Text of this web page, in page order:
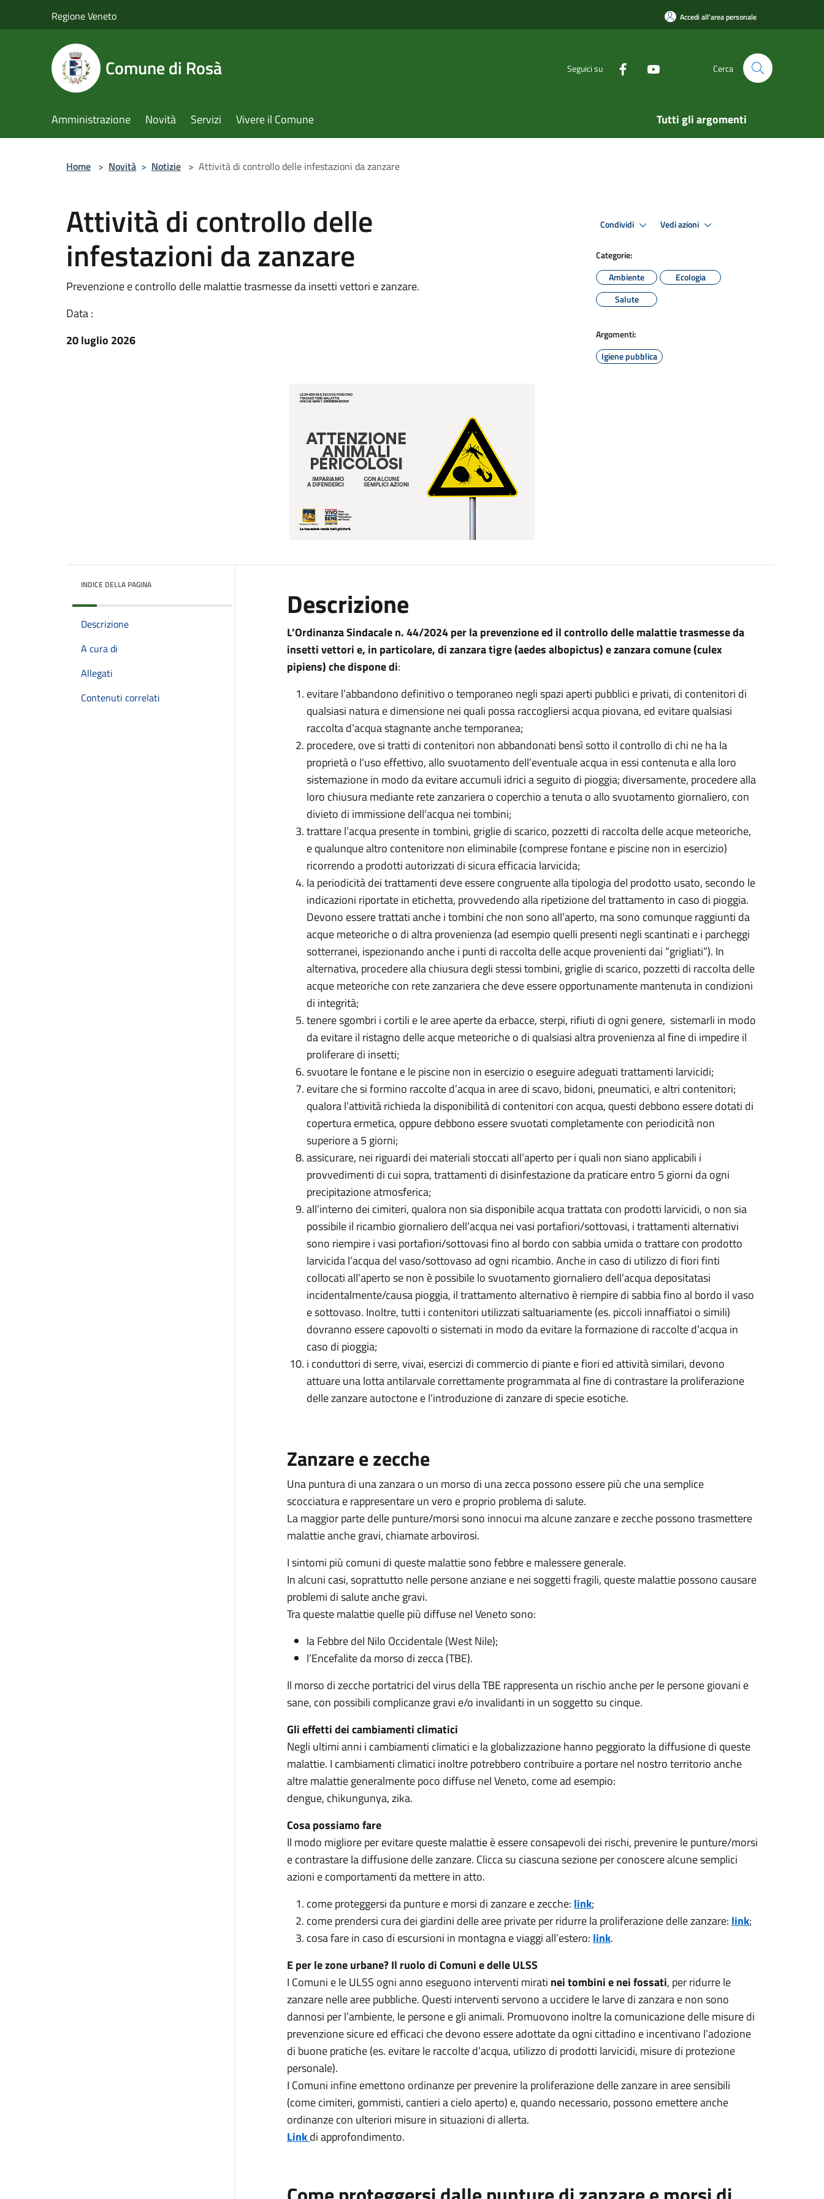
Regione Veneto Accedi all'area personale
Comune di Rosà Seguici su Cerca
Amministrazione Novità Servizi Vivere il Comune Tutti gli argomenti
Home > Novità > Notizie > Attività di controllo delle infestazioni da zanzare
Attività di controllo delle
infestazioni da zanzare
Prevenzione e controllo delle malattie trasmesse da insetti vettori e zanzare.
Data :
20 luglio 2026
Condividi Vedi azioni
Categorie:
Ambiente
Ecologia
Salute
Argomenti:
Igiene pubblica
INDICE DELLA PAGINA
Descrizione
A cura di
Allegati
Contenuti correlati
Descrizione
L’Ordinanza Sindacale n. 44/2024 per la prevenzione ed il controllo delle malattie trasmesse da
insetti vettori e, in particolare, di zanzara tigre (aedes albopictus) e zanzara comune (culex
pipiens) che dispone di:
evitare l’abbandono definitivo o temporaneo negli spazi aperti pubblici e privati, di contenitori di
qualsiasi natura e dimensione nei quali possa raccogliersi acqua piovana, ed evitare qualsiasi
raccolta d’acqua stagnante anche temporanea;
procedere, ove si tratti di contenitori non abbandonati bensì sotto il controllo di chi ne ha la
proprietà o l'uso effettivo, allo svuotamento dell’eventuale acqua in essi contenuta e alla loro
sistemazione in modo da evitare accumuli idrici a seguito di pioggia; diversamente, procedere alla
loro chiusura mediante rete zanzariera o coperchio a tenuta o allo svuotamento giornaliero, con
divieto di immissione dell’acqua nei tombini;
trattare l’acqua presente in tombini, griglie di scarico, pozzetti di raccolta delle acque meteoriche,
e qualunque altro contenitore non eliminabile (comprese fontane e piscine non in esercizio)
ricorrendo a prodotti autorizzati di sicura efficacia larvicida;
la periodicità dei trattamenti deve essere congruente alla tipologia del prodotto usato, secondo le
indicazioni riportate in etichetta, provvedendo alla ripetizione del trattamento in caso di pioggia.
Devono essere trattati anche i tombini che non sono all’aperto, ma sono comunque raggiunti da
acque meteoriche o di altra provenienza (ad esempio quelli presenti negli scantinati e i parcheggi
sotterranei, ispezionando anche i punti di raccolta delle acque provenienti dai “grigliati”). In
alternativa, procedere alla chiusura degli stessi tombini, griglie di scarico, pozzetti di raccolta delle
acque meteoriche con rete zanzariera che deve essere opportunamente mantenuta in condizioni
di integrità;
tenere sgombri i cortili e le aree aperte da erbacce, sterpi, rifiuti di ogni genere, sistemarli in modo
da evitare il ristagno delle acque meteoriche o di qualsiasi altra provenienza al fine di impedire il
proliferare di insetti;
svuotare le fontane e le piscine non in esercizio o eseguire adeguati trattamenti larvicidi;
evitare che si formino raccolte d’acqua in aree di scavo, bidoni, pneumatici, e altri contenitori;
qualora l’attività richieda la disponibilità di contenitori con acqua, questi debbono essere dotati di
copertura ermetica, oppure debbono essere svuotati completamente con periodicità non
superiore a 5 giorni;
assicurare, nei riguardi dei materiali stoccati all’aperto per i quali non siano applicabili i
provvedimenti di cui sopra, trattamenti di disinfestazione da praticare entro 5 giorni da ogni
precipitazione atmosferica;
all’interno dei cimiteri, qualora non sia disponibile acqua trattata con prodotti larvicidi, o non sia
possibile il ricambio giornaliero dell’acqua nei vasi portafiori/sottovasi, i trattamenti alternativi
sono riempire i vasi portafiori/sottovasi fino al bordo con sabbia umida o trattare con prodotto
larvicida l’acqua del vaso/sottovaso ad ogni ricambio. Anche in caso di utilizzo di fiori finti
collocati all’aperto se non è possibile lo svuotamento giornaliero dell’acqua depositatasi
incidentalmente/causa pioggia, il trattamento alternativo è riempire di sabbia fino al bordo il vaso
e sottovaso. Inoltre, tutti i contenitori utilizzati saltuariamente (es. piccoli innaffiatoi o simili)
dovranno essere capovolti o sistemati in modo da evitare la formazione di raccolte d’acqua in
caso di pioggia;
i conduttori di serre, vivai, esercizi di commercio di piante e fiori ed attività similari, devono
attuare una lotta antilarvale correttamente programmata al fine di contrastare la proliferazione
delle zanzare autoctone e l’introduzione di zanzare di specie esotiche.
Zanzare e zecche
Una puntura di una zanzara o un morso di una zecca possono essere più che una semplice
scocciatura e rappresentare un vero e proprio problema di salute.
La maggior parte delle punture/morsi sono innocui ma alcune zanzare e zecche possono trasmettere
malattie anche gravi, chiamate arbovirosi.
I sintomi più comuni di queste malattie sono febbre e malessere generale.
In alcuni casi, soprattutto nelle persone anziane e nei soggetti fragili, queste malattie possono causare
problemi di salute anche gravi.
Tra queste malattie quelle più diffuse nel Veneto sono:
la Febbre del Nilo Occidentale (West Nile);
l’Encefalite da morso di zecca (TBE).
Il morso di zecche portatrici del virus della TBE rappresenta un rischio anche per le persone giovani e
sane, con possibili complicanze gravi e/o invalidanti in un soggetto su cinque.
Gli effetti dei cambiamenti climatici
Negli ultimi anni i cambiamenti climatici e la globalizzazione hanno peggiorato la diffusione di queste
malattie. I cambiamenti climatici inoltre potrebbero contribuire a portare nel nostro territorio anche
altre malattie generalmente poco diffuse nel Veneto, come ad esempio:
dengue, chikungunya, zika.
Cosa possiamo fare
Il modo migliore per evitare queste malattie è essere consapevoli dei rischi, prevenire le punture/morsi
e contrastare la diffusione delle zanzare. Clicca su ciascuna sezione per conoscere alcune semplici
azioni e comportamenti da mettere in atto.
come proteggersi da punture e morsi di zanzare e zecche: link;
come prendersi cura dei giardini delle aree private per ridurre la proliferazione delle zanzare: link;
cosa fare in caso di escursioni in montagna e viaggi all’estero: link.
E per le zone urbane? Il ruolo di Comuni e delle ULSS
I Comuni e le ULSS ogni anno eseguono interventi mirati nei tombini e nei fossati, per ridurre le
zanzare nelle aree pubbliche. Questi interventi servono a uccidere le larve di zanzara e non sono
dannosi per l’ambiente, le persone e gli animali. Promuovono inoltre la comunicazione delle misure di
prevenzione sicure ed efficaci che devono essere adottate da ogni cittadino e incentivano l’adozione
di buone pratiche (es. evitare le raccolte d’acqua, utilizzo di prodotti larvicidi, misure di protezione
personale).
I Comuni infine emettono ordinanze per prevenire la proliferazione delle zanzare in aree sensibili
(come cimiteri, gommisti, cantieri a cielo aperto) e, quando necessario, possono emettere anche
ordinanze con ulteriori misure in situazioni di allerta.
Linkdi approfondimento.